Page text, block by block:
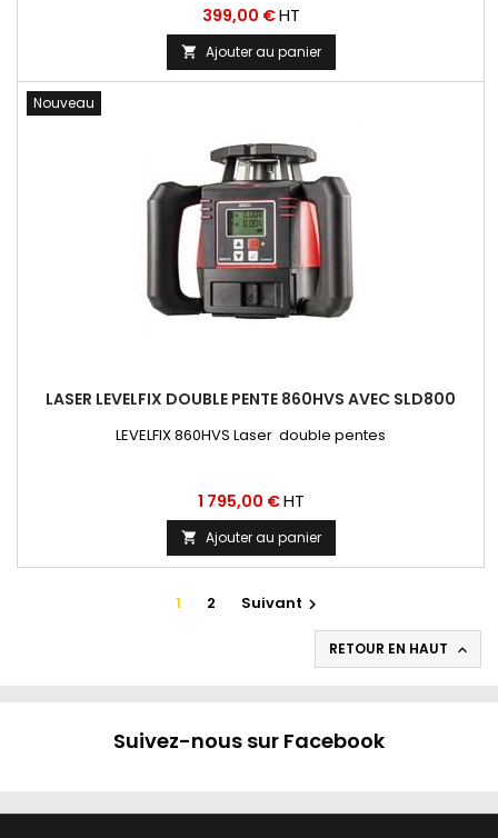
Prix
399,00 €HT
 Ajouter au panier
Nouveau
LASER LEVELFIX DOUBLE PENTE 860HVS AVEC SLD800
LEVELFIX 860HVS Laser double pentes
Prix
1 795,00 €HT
 Ajouter au panier
1 2 Suivant 
RETOUR EN HAUT 
Suivez-nous sur Facebook